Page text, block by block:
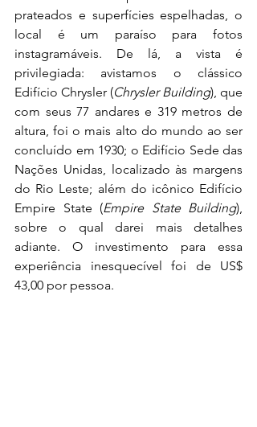
prateados e superfícies espelhadas, o
local é um paraíso para fotos
instagramáveis. De lá, a vista é
privilegiada: avistamos o clássico
Edifício Chrysler (Chrysler Building), que
com seus 77 andares e 319 metros de
altura, foi o mais alto do mundo ao ser
concluído em 1930; o Edifício Sede das
Nações Unidas, localizado às margens
do Rio Leste; além do icônico Edifício
Empire State (Empire State Building),
sobre o qual darei mais detalhes
adiante. O investimento para essa
experiência inesquecível foi de US$
43,00 por pessoa.